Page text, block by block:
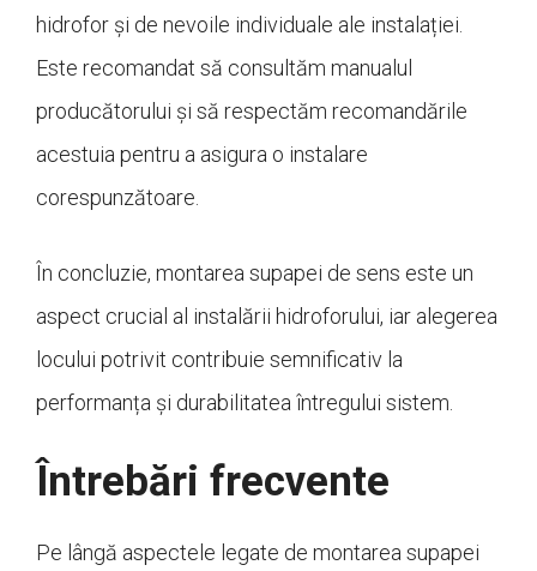
hidrofor și de nevoile individuale ale instalației.
Este recomandat să consultăm manualul
producătorului și să respectăm recomandările
acestuia pentru a asigura o instalare
corespunzătoare.
În concluzie, montarea supapei de sens este un
aspect crucial al instalării hidroforului, iar alegerea
locului potrivit contribuie semnificativ la
performanța și durabilitatea întregului sistem.
Întrebări frecvente
Pe lângă aspectele legate de montarea supapei